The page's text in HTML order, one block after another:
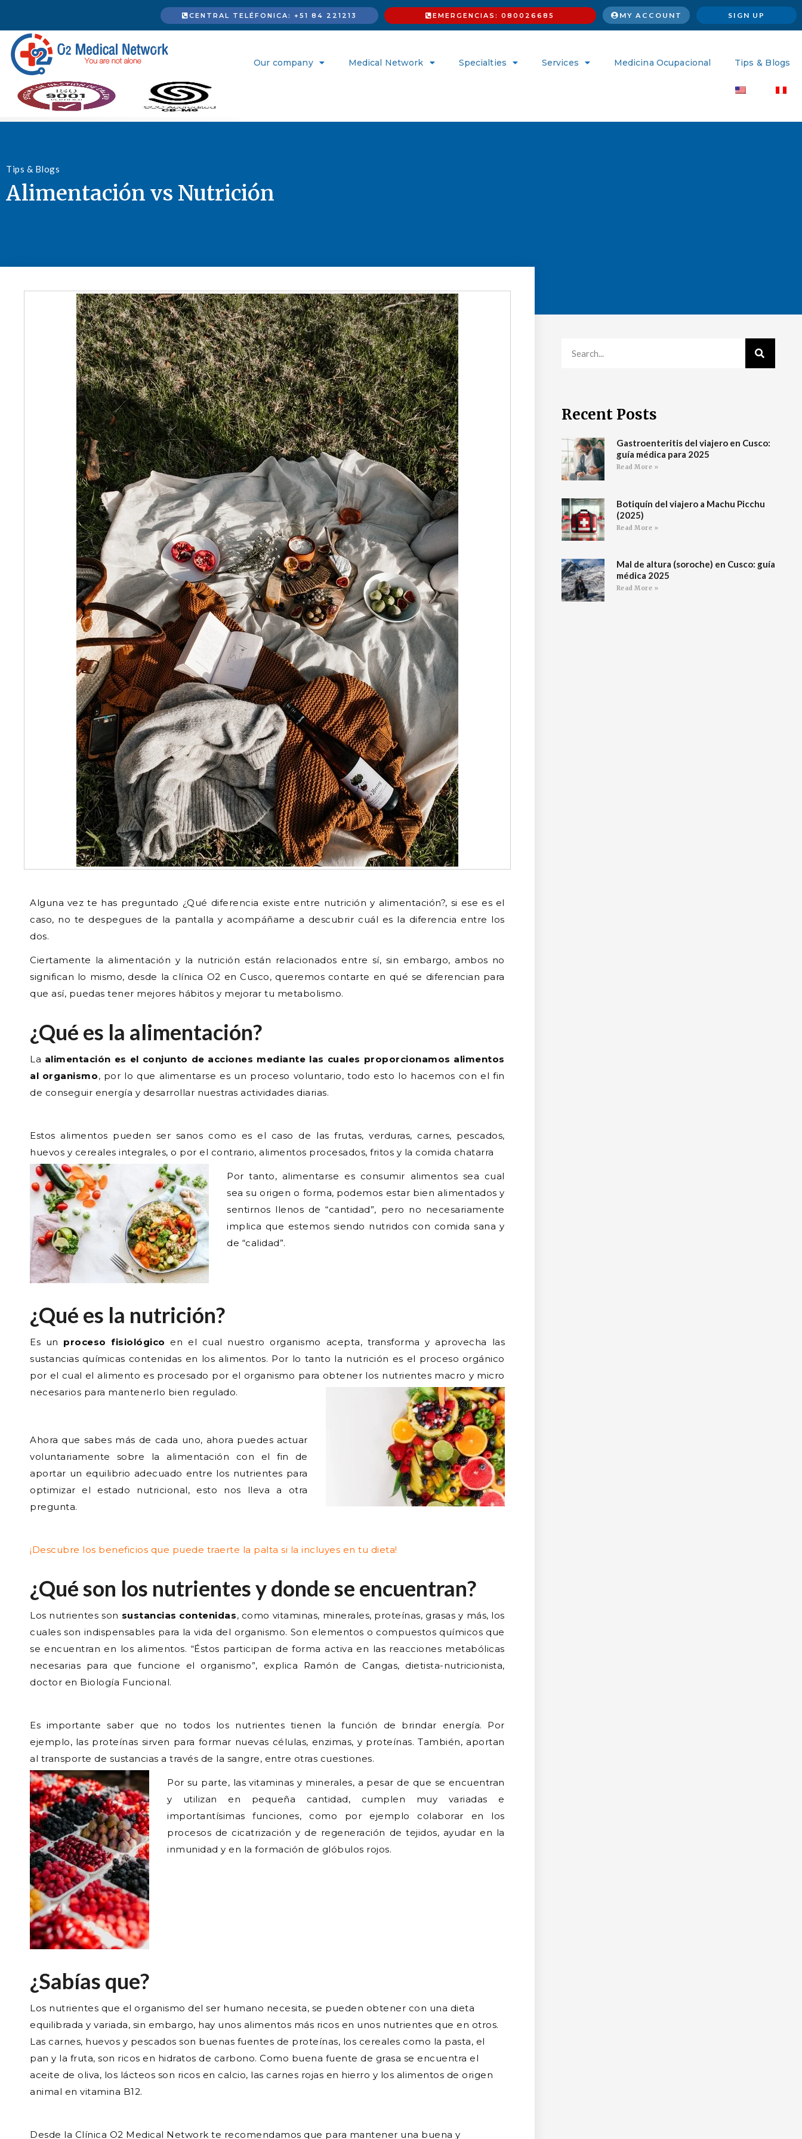
CENTRAL TELÉFONICA: +51 84 221213 EMERGENCIAS: 080026685 MY ACCOUNT SIGN UP
Our company Medical Network Specialties Services Medicina Ocupacional Tips & Blogs
Tips & Blogs
Alimentación vs Nutrición
Alguna vez te has preguntado ¿Qué diferencia existe entre nutrición y alimentación?, si ese es el
caso, no te despegues de la pantalla y acompáñame a descubrir cuál es la diferencia entre los
dos.
Ciertamente la alimentación y la nutrición están relacionados entre sí, sin embargo, ambos no
significan lo mismo, desde la clínica O2 en Cusco, queremos contarte en qué se diferencian para
que así, puedas tener mejores hábitos y mejorar tu metabolismo.
¿Qué es la alimentación?
La alimentación es el conjunto de acciones mediante las cuales proporcionamos alimentos
al organismo, por lo que alimentarse es un proceso voluntario, todo esto lo hacemos con el fin
de conseguir energía y desarrollar nuestras actividades diarias.
Estos alimentos pueden ser sanos como es el caso de las frutas, verduras, carnes, pescados,
huevos y cereales integrales, o por el contrario, alimentos procesados, fritos y la comida chatarra
Por tanto, alimentarse es consumir alimentos sea cual
sea su origen o forma, podemos estar bien alimentados y
sentirnos llenos de “cantidad”, pero no necesariamente
implica que estemos siendo nutridos con comida sana y
de “calidad”.
¿Qué es la nutrición?
Es un proceso fisiológico en el cual nuestro organismo acepta, transforma y aprovecha las
sustancias químicas contenidas en los alimentos. Por lo tanto la nutrición es el proceso orgánico
por el cual el alimento es procesado por el organismo para obtener los nutrientes macro y micro
necesarios para mantenerlo bien regulado.
Ahora que sabes más de cada uno, ahora puedes actuar
voluntariamente sobre la alimentación con el fin de
aportar un equilibrio adecuado entre los nutrientes para
optimizar el estado nutricional, esto nos lleva a otra
pregunta.
¡Descubre los beneficios que puede traerte la palta si la incluyes en tu dieta!
¿Qué son los nutrientes y donde se encuentran?
Los nutrientes son sustancias contenidas, como vitaminas, minerales, proteínas, grasas y más, los
cuales son indispensables para la vida del organismo. Son elementos o compuestos químicos que
se encuentran en los alimentos. “Éstos participan de forma activa en las reacciones metabólicas
necesarias para que funcione el organismo”, explica Ramón de Cangas, dietista-nutricionista,
doctor en Biología Funcional.
Es importante saber que no todos los nutrientes tienen la función de brindar energía. Por
ejemplo, las proteínas sirven para formar nuevas células, enzimas, y proteínas. También, aportan
al transporte de sustancias a través de la sangre, entre otras cuestiones.
Por su parte, las vitaminas y minerales, a pesar de que se encuentran
y utilizan en pequeña cantidad, cumplen muy variadas e
importantísimas funciones, como por ejemplo colaborar en los
procesos de cicatrización y de regeneración de tejidos, ayudar en la
inmunidad y en la formación de glóbulos rojos.
¿Sabías que?
Los nutrientes que el organismo del ser humano necesita, se pueden obtener con una dieta
equilibrada y variada, sin embargo, hay unos alimentos más ricos en unos nutrientes que en otros.
Las carnes, huevos y pescados son buenas fuentes de proteínas, los cereales como la pasta, el
pan y la fruta, son ricos en hidratos de carbono. Como buena fuente de grasa se encuentra el
aceite de oliva, los lácteos son ricos en calcio, las carnes rojas en hierro y los alimentos de origen
animal en vitamina B12.
Desde la Clínica O2 Medical Network te recomendamos que para mantener una buena y
Recent Posts
Gastroenteritis del viajero en Cusco:
guía médica para 2025
Read More »
Botiquín del viajero a Machu Picchu
(2025)
Read More »
Mal de altura (soroche) en Cusco: guía
médica 2025
Read More »